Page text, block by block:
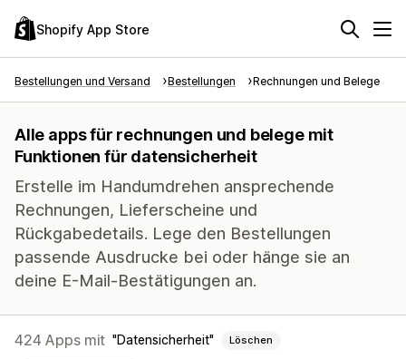
Shopify App Store
Bestellungen und Versand Bestellungen Rechnungen und Belege
Alle apps für rechnungen und belege mit
Funktionen für datensicherheit
Erstelle im Handumdrehen ansprechende
Rechnungen, Lieferscheine und
Rückgabedetails. Lege den Bestellungen
passende Ausdrucke bei oder hänge sie an
deine E-Mail-Bestätigungen an.
424 Apps mit Datensicherheit Löschen